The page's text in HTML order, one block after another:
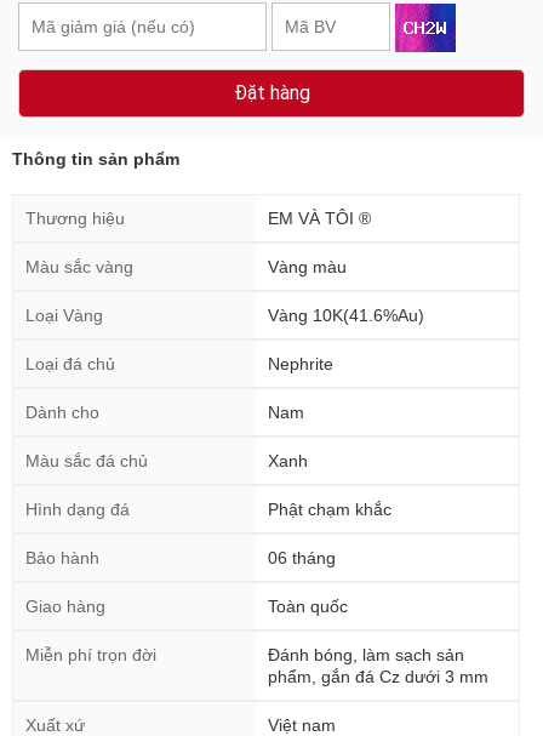
Đặt hàng
Thông tin sản phẩm
Thương hiệu EM VÀ TÔI ®
Màu sắc vàng Vàng màu
Loại Vàng Vàng 10K(41.6%Au)
Loại đá chủ Nephrite
Dành cho Nam
Màu sắc đá chủ Xanh
Hình dạng đá Phật chạm khắc
Bảo hành 06 tháng
Giao hàng Toàn quốc
Miễn phí trọn đời
Đánh bóng, làm sạch sản
phẩm, gắn đá Cz dưới 3 mm
Xuất xứ Việt nam